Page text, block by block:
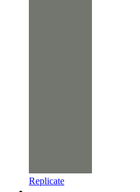
Replicate